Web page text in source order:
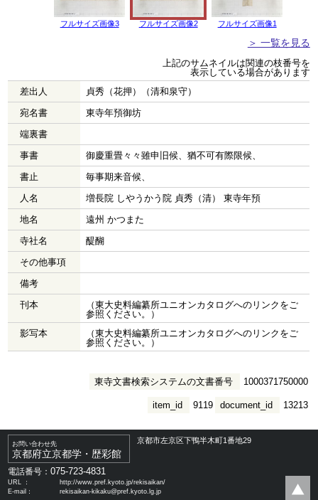
フルサイズ画像3 フルサイズ画像2 フルサイズ画像1
＞ 一覧を見る
上記のサムネイルは関連の枝番号を
表示している場合があります
差出人
貞秀（花押）（清和泉守）
宛名書
東寺年預御坊
端裏書
事書
御慶重畳々々雖申旧候、猶不可有際限候、
書止
毎事期来音候、
人名
増長院 しやうかう院 貞秀（清） 東寺年預
地名
遠州 かつまた
寺社名
醍醐
その他事項
備考
刊本
（東大史料編纂所ユニオンカタログへのリンクをご
参照ください。）
影写本
（東大史料編纂所ユニオンカタログへのリンクをご
参照ください。）
東寺文書検索システムの文書番号 1000371750000
document_id 13213
item_id 9119
お問い合わせ先
京都府立京都学・歴彩館
京都市左京区下鴨半木町1番地29
電話番号：075-723-4831
URL ：
http://www.pref.kyoto.jp/rekisaikan/
E-mail：
rekisaikan-kikaku@pref.kyoto.lg.jp